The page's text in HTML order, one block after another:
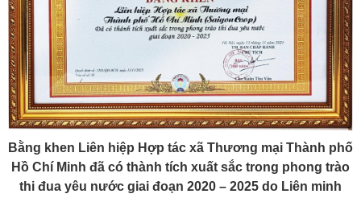
Bằng khen Liên hiệp Hợp tác xã Thương mại Thành phố
Hồ Chí Minh đã có thành tích xuất sắc trong phong trào
thi đua yêu nước giai đoạn 2020 – 2025 do Liên minh